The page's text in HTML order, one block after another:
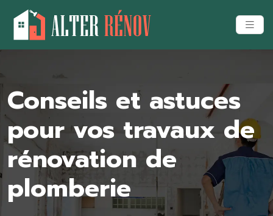
Conseils et astuces
pour vos travaux de
rénovation de
plomberie